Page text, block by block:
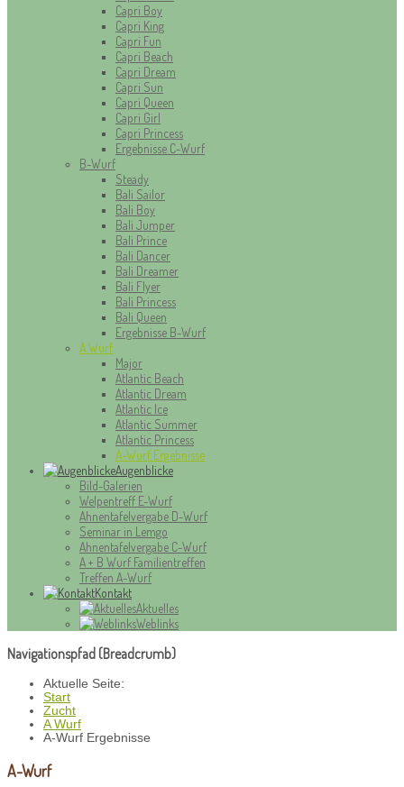
Capri Boy
Capri King
Capri Fun
Capri Beach
Capri Dream
Capri Sun
Capri Queen
Capri Girl
Capri Princess
Ergebnisse C-Wurf
B-Wurf
Steady
Bali Sailor
Bali Boy
Bali Jumper
Bali Prince
Bali Dancer
Bali Dreamer
Bali Flyer
Bali Princess
Bali Queen
Ergebnisse B-Wurf
A Wurf
Major
Atlantic Beach
Atlantic Dream
Atlantic Ice
Atlantic Summer
Atlantic Princess
A-Wurf Ergebnisse
Augenblicke
Bild-Galerien
Welpentreff E-Wurf
Ahnentafelvergabe D-Wurf
Seminar in Lemgo
Ahnentafelvergabe C-Wurf
A + B Wurf Familientreffen
Treffen A-Wurf
Kontakt
Aktuelles
Weblinks
Navigationspfad (Breadcrumb)
Aktuelle Seite:
Start
Zucht
A Wurf
A-Wurf Ergebnisse
A-Wurf